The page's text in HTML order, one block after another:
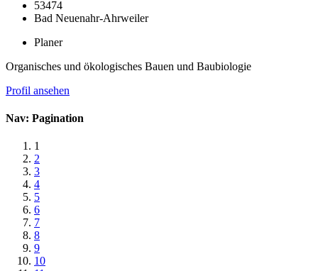
53474
Bad Neuenahr-Ahrweiler
Planer
Organisches und ökologisches Bauen und Baubiologie
Profil ansehen
Nav: Pagination
1
2
3
4
5
6
7
8
9
10